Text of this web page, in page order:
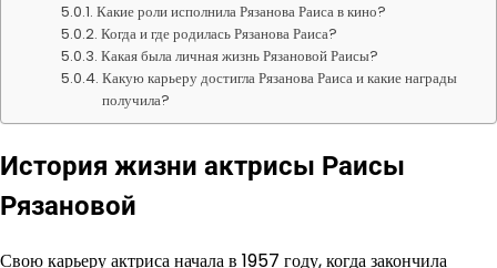
Какие роли исполнила Рязанова Раиса в кино?
Когда и где родилась Рязанова Раиса?
Какая была личная жизнь Рязановой Раисы?
Какую карьеру достигла Рязанова Раиса и какие награды
получила?
История жизни актрисы Раисы
Рязановой
Свою карьеру актриса начала в 1957 году, когда закончила